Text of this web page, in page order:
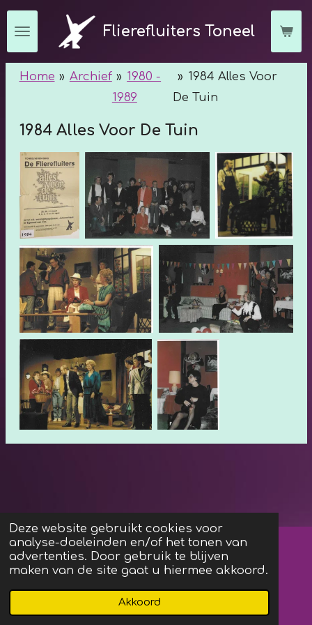
Deze website gebruikt cookies voor
analyse-doeleinden en/of het tonen van
advertenties. Door gebruik te blijven
maken van de site gaat u hiermee akkoord.
Akkoord
Ga
direct
de
Flierefluiters Toneel
Home » Archief » 1980 -
1989
» 1984 Alles Voor
De Tuin
1984 Alles Voor De Tuin
Algemene Voorwaarden
a
n